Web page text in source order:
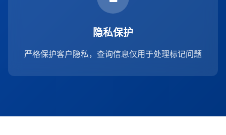
隐私保护
严格保护客户隐私，查询信息仅用于处理标记问题